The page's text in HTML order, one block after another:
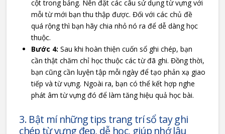
cột trong bảng. Nên đặt các câu sử dụng từ vựng với
mỗi từ mới bạn thu thập được. Đối với các chủ đề
quá rộng thì bạn hãy chia nhỏ nó ra để dễ dàng học
thuộc.
Bước 4: Sau khi hoàn thiện cuốn sổ ghi chép, bạn
cần thật chăm chỉ học thuộc các từ đã ghi. Đồng thời,
bạn cũng cần luyện tập mỗi ngày để tạo phản xạ giao
tiếp và từ vựng. Ngoài ra, bạn có thể kết hợp nghe
phát âm từ vựng đó để làm tăng hiệu quả học bài.
3. Bật mí những tips trang trí sổ tay ghi
chép từ vựng đẹp, dễ học, giúp nhớ lâu